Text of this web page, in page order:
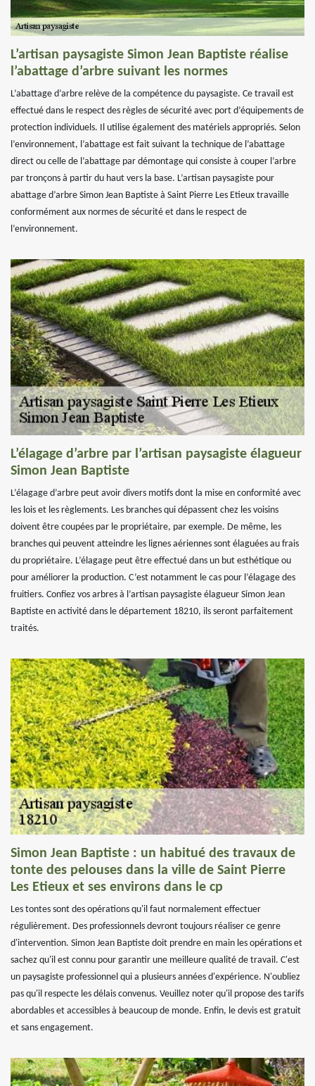
L’artisan paysagiste Simon Jean Baptiste réalise
l’abattage d’arbre suivant les normes
L’abattage d’arbre relève de la compétence du paysagiste. Ce travail est
effectué dans le respect des règles de sécurité avec port d’équipements de
protection individuels. Il utilise également des matériels appropriés. Selon
l’environnement, l’abattage est fait suivant la technique de l’abattage
direct ou celle de l’abattage par démontage qui consiste à couper l’arbre
par tronçons à partir du haut vers la base. L’artisan paysagiste pour
abattage d’arbre Simon Jean Baptiste à Saint Pierre Les Etieux travaille
conformément aux normes de sécurité et dans le respect de
l’environnement.
L’élagage d’arbre par l’artisan paysagiste élagueur
Simon Jean Baptiste
L’élagage d’arbre peut avoir divers motifs dont la mise en conformité avec
les lois et les règlements. Les branches qui dépassent chez les voisins
doivent être coupées par le propriétaire, par exemple. De même, les
branches qui peuvent atteindre les lignes aériennes sont élaguées au frais
du propriétaire. L’élagage peut être effectué dans un but esthétique ou
pour améliorer la production. C’est notamment le cas pour l’élagage des
fruitiers. Confiez vos arbres à l’artisan paysagiste élagueur Simon Jean
Baptiste en activité dans le département 18210, ils seront parfaitement
traités.
Simon Jean Baptiste : un habitué des travaux de
tonte des pelouses dans la ville de Saint Pierre
Les Etieux et ses environs dans le cp
Les tontes sont des opérations qu'il faut normalement effectuer
régulièrement. Des professionnels devront toujours réaliser ce genre
d'intervention. Simon Jean Baptiste doit prendre en main les opérations et
sachez qu'il est connu pour garantir une meilleure qualité de travail. C'est
un paysagiste professionnel qui a plusieurs années d'expérience. N'oubliez
pas qu'il respecte les délais convenus. Veuillez noter qu'il propose des tarifs
abordables et accessibles à beaucoup de monde. Enfin, le devis est gratuit
et sans engagement.